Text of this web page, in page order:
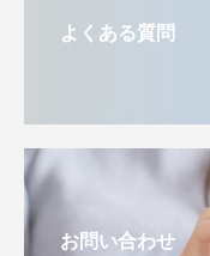
よくある質問
お問い合わせ